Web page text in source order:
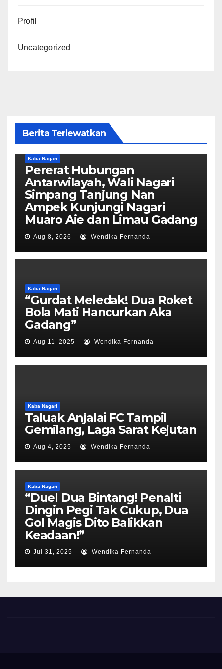
Profil
Uncategorized
Berita Terlewatkan
Kaba Nagari
Pererat Hubungan
Antarwilayah, Wali Nagari
Simpang Tanjung Nan
Ampek Kunjungi Nagari
Muaro Aie dan Limau Gadang
Aug 8, 2026 Wendika Fernanda
Kaba Nagari
“Gurdat Meledak! Dua Roket
Bola Mati Hancurkan Aka
Gadang”
Aug 11, 2025 Wendika Fernanda
Kaba Nagari
Taluak Anjalai FC Tampil
Gemilang, Laga Sarat Kejutan
Aug 4, 2025 Wendika Fernanda
Kaba Nagari
“Duel Dua Bintang! Penalti
Dingin Pegi Tak Cukup, Dua
Gol Magis Dito Balikkan
Keadaan!”
Jul 31, 2025 Wendika Fernanda